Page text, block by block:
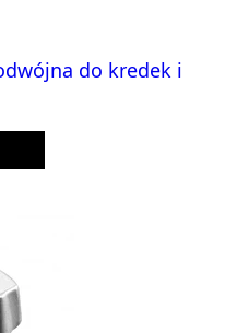
do kredek i